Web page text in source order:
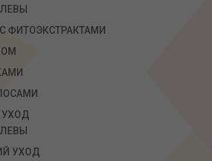
ФИТОЭКСТРАКТАМИ
УХОД